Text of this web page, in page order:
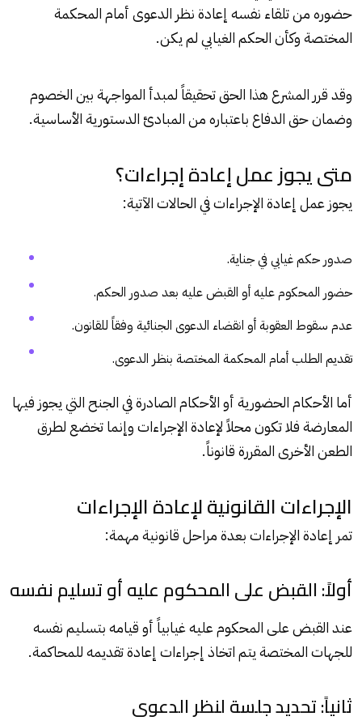
حضوره من تلقاء نفسه إعادة نظر الدعوى أمام المحكمة
المختصة وكأن الحكم الغيابي لم يكن.
وقد قرر المشرع هذا الحق تحقيقاً لمبدأ المواجهة بين الخصوم
وضمان حق الدفاع باعتباره من المبادئ الدستورية الأساسية.
متى يجوز عمل إعادة إجراءات؟
يجوز عمل إعادة الإجراءات في الحالات الآتية:
صدور حكم غيابي في جناية.
حضور المحكوم عليه أو القبض عليه بعد صدور الحكم.
عدم سقوط العقوبة أو انقضاء الدعوى الجنائية وفقاً للقانون.
تقديم الطلب أمام المحكمة المختصة بنظر الدعوى.
أما الأحكام الحضورية أو الأحكام الصادرة في الجنح التي يجوز فيها
المعارضة فلا تكون محلاً لإعادة الإجراءات وإنما تخضع لطرق
الطعن الأخرى المقررة قانوناً.
الإجراءات القانونية لإعادة الإجراءات
تمر إعادة الإجراءات بعدة مراحل قانونية مهمة:
أولاً: القبض على المحكوم عليه أو تسليم نفسه
عند القبض على المحكوم عليه غيابياً أو قيامه بتسليم نفسه
للجهات المختصة يتم اتخاذ إجراءات إعادة تقديمه للمحاكمة.
ثانياً: تحديد جلسة لنظر الدعوى